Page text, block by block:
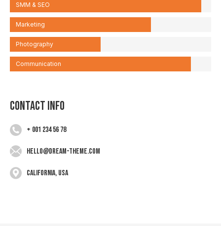
SMM & SEO
Marketing
Photography
Communication
Contact info
+ 001 234 56 78
hello@dream-theme.com
California, USA